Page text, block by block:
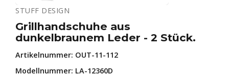
STUFF DESIGN
Grillhandschuhe aus
dunkelbraunem Leder - 2 Stück.
Artikelnummer: OUT-11-112
Modellnummer: LA-12360D